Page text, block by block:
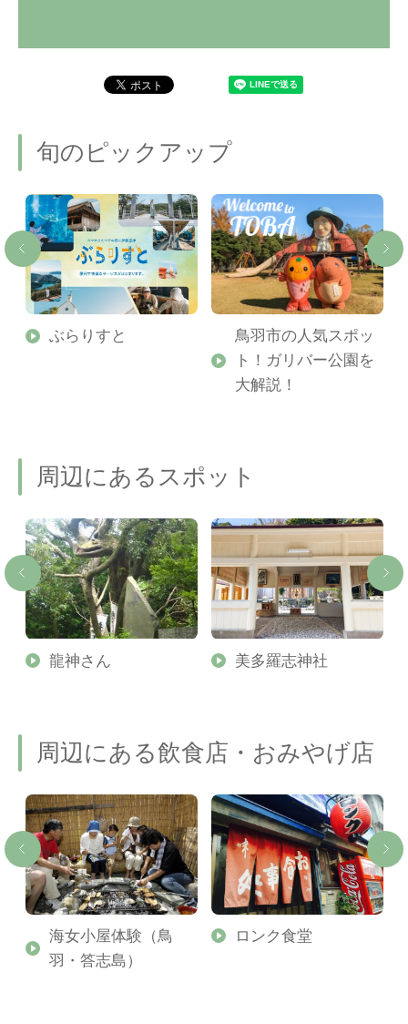
旬のピックアップ
ぶらりすと
鳥羽市の人気スポッ
ト！ガリバー公園を
大解説！
周辺にあるスポット
龍神さん 美多羅志神社
周辺にある飲食店・おみやげ店
海女小屋体験（鳥
羽・答志島）
ロンク食堂